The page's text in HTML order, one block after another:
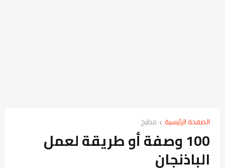
الصفحة الرئيسية مطبخ
100 وصفة أو طريقة لعمل
الباذنجان